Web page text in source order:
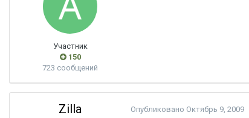
Участник
150
723 сообщений
Zilla Опубликовано Октябрь 9, 2009